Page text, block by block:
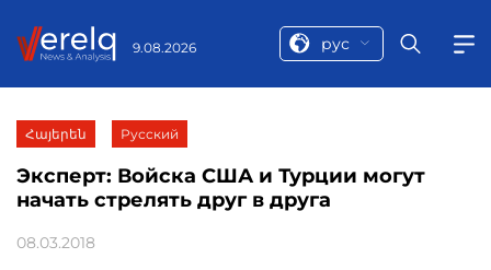
9.08.2026 рус
Հայերեն Русский
Эксперт: Войска США и Турции могут
начать стрелять друг в друга
08.03.2018